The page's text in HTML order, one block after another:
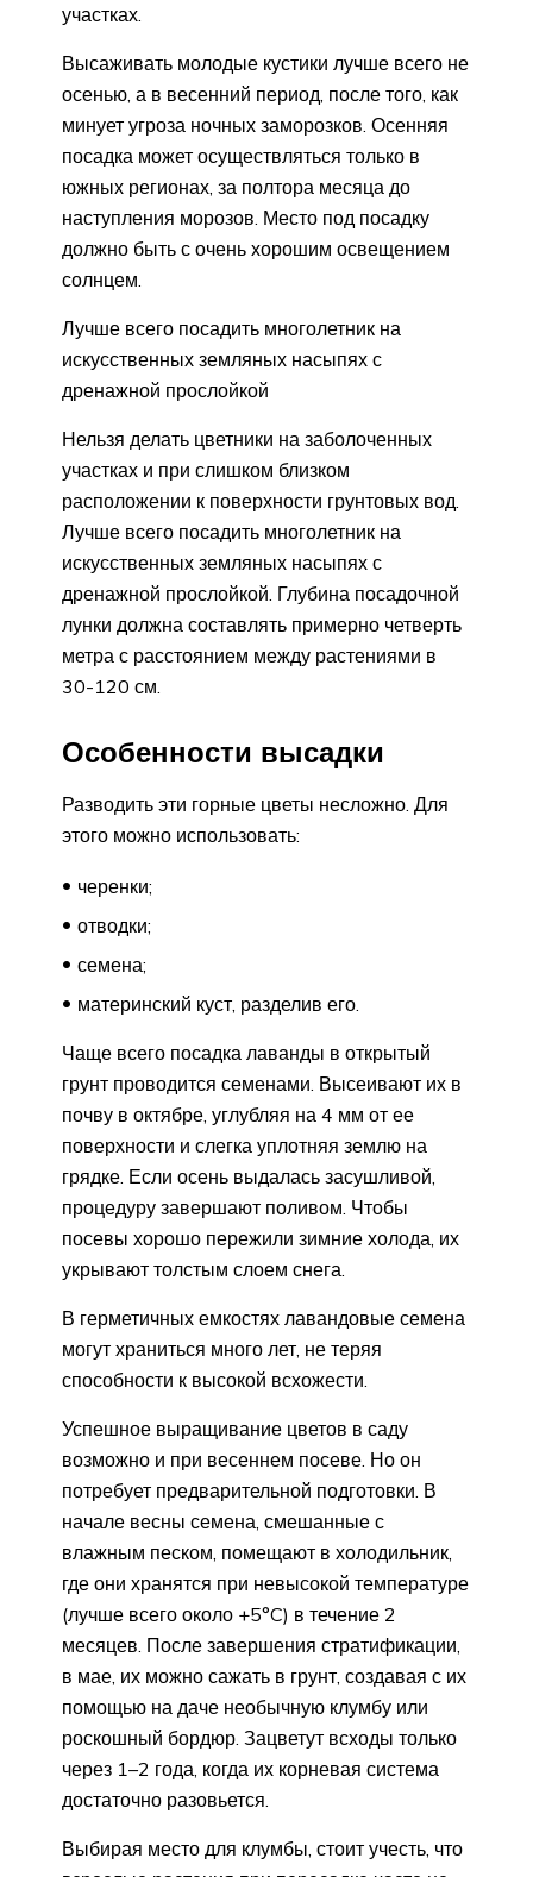
участках.
Высаживать молодые кустики лучше всего не
осенью, а в весенний период, после того, как
минует угроза ночных заморозков. Осенняя
посадка может осуществляться только в
южных регионах, за полтора месяца до
наступления морозов. Место под посадку
должно быть с очень хорошим освещением
солнцем.
Лучше всего посадить многолетник на
искусственных земляных насыпях с
дренажной прослойкой
Нельзя делать цветники на заболоченных
участках и при слишком близком
расположении к поверхности грунтовых вод.
Лучше всего посадить многолетник на
искусственных земляных насыпях с
дренажной прослойкой. Глубина посадочной
лунки должна составлять примерно четверть
метра с расстоянием между растениями в
30-120 см.
Особенности высадки
Разводить эти горные цветы несложно. Для
этого можно использовать:
черенки;
отводки;
семена;
материнский куст, разделив его.
Чаще всего посадка лаванды в открытый
грунт проводится семенами. Высеивают их в
почву в октябре, углубляя на 4 мм от ее
поверхности и слегка уплотняя землю на
грядке. Если осень выдалась засушливой,
процедуру завершают поливом. Чтобы
посевы хорошо пережили зимние холода, их
укрывают толстым слоем снега.
В герметичных емкостях лавандовые семена
могут храниться много лет, не теряя
способности к высокой всхожести.
Успешное выращивание цветов в саду
возможно и при весеннем посеве. Но он
потребует предварительной подготовки. В
начале весны семена, смешанные с
влажным песком, помещают в холодильник,
где они хранятся при невысокой температуре
(лучше всего около +5°C) в течение 2
месяцев. После завершения стратификации,
в мае, их можно сажать в грунт, создавая с их
помощью на даче необычную клумбу или
роскошный бордюр. Зацветут всходы только
через 1–2 года, когда их корневая система
достаточно разовьется.
Выбирая место для клумбы, стоит учесть, что